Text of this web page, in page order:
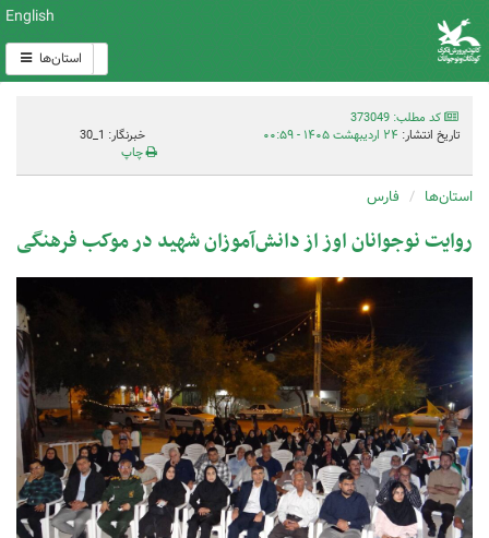
English
استان‌ها
کد مطلب: 373049
تاریخ انتشار: ۲۴ اردیبهشت ۱۴۰۵ - ۰۰:۵۹
خبرنگار: 1_30
چاپ
استان‌ها فارس
روایت نوجوانان اوز از دانش‌آموزان شهید در موکب فرهنگی